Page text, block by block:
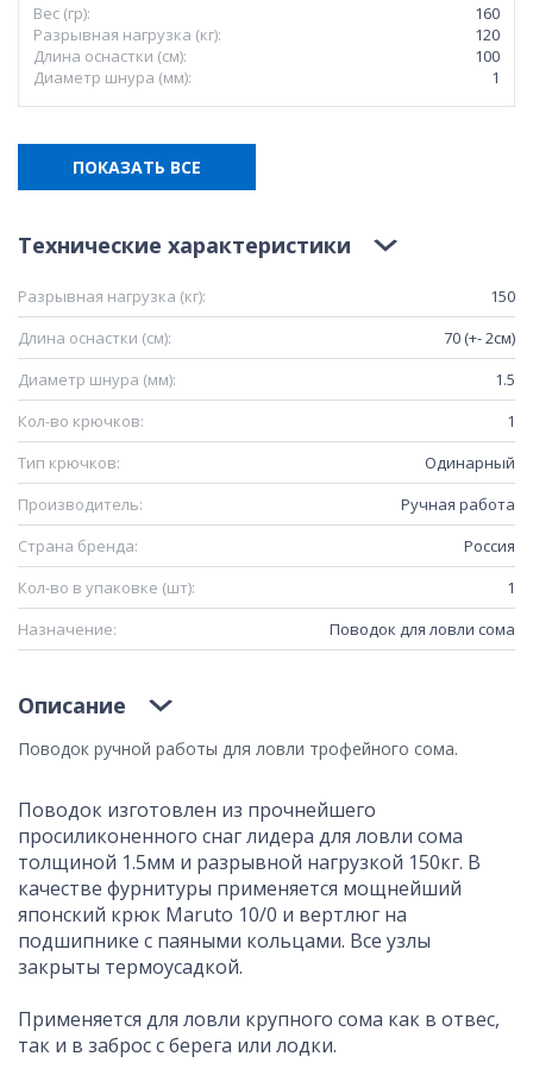
Вес (гр):
160
Разрывная нагрузка (кг):
120
Длина оснастки (см):
100
Диаметр шнура (мм):
1
ПОКАЗАТЬ ВСЕ
Технические характеристики
Разрывная нагрузка (кг):
150
Длина оснастки (см):
70 (+- 2см)
Диаметр шнура (мм):
1.5
Кол-во крючков:
1
Тип крючков:
Одинарный
Производитель:
Ручная работа
Страна бренда:
Россия
Кол-во в упаковке (шт):
1
Назначение:
Поводок для ловли сома
Описание
Поводок ручной работы для ловли трофейного сома.
Поводок изготовлен из прочнейшего
просиликоненного снаг лидера для ловли сома
толщиной 1.5мм и разрывной нагрузкой 150кг. В
качестве фурнитуры применяется мощнейший
японский крюк Maruto 10/0 и вертлюг на
подшипнике с паяными кольцами. Все узлы
закрыты термоусадкой.
Применяется для ловли крупного сома как в отвес,
так и в заброс с берега или лодки.